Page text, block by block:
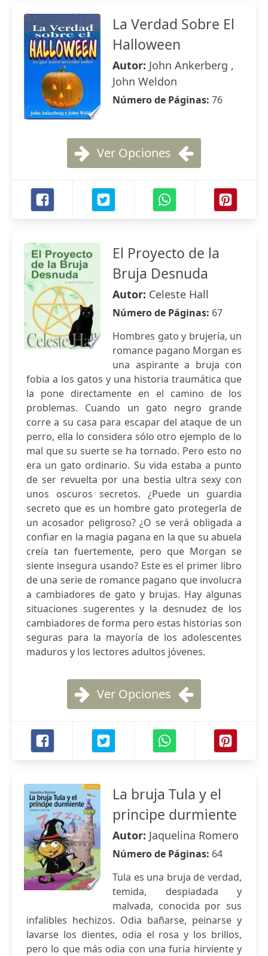
La Verdad Sobre El
Halloween
Autor: John Ankerberg ,
John Weldon
Número de Páginas: 76
Ver Opciones
El Proyecto de la
Bruja Desnuda
Autor: Celeste Hall
Número de Páginas: 67
Hombres gato y brujería, un
romance pagano Morgan es
una aspirante a bruja con
fobia a los gatos y una historia traumática que
la pone directamente en el camino de los
problemas. Cuando un gato negro grande
corre a su casa para escapar del ataque de un
perro, ella lo considera sólo otro ejemplo de lo
mal que su suerte se ha tornado. Pero esto no
era un gato ordinario. Su vida estaba a punto
de ser revuelta por una bestia ultra sexy con
unos oscuros secretos. ¿Puede un guardia
secreto que es un hombre gato protegerla de
un acosador peligroso? ¿O se verá obligada a
confiar en la magia pagana en la que su abuela
creía tan fuertemente, pero que Morgan se
siente insegura usando? Este es el primer libro
de una serie de romance pagano que involucra
a cambiadores de gato y brujas. Hay algunas
situaciones sugerentes y la desnudez de los
cambiadores de forma pero estas historias son
seguras para la mayoría de los adolescentes
maduros y los lectores adultos jóvenes.
Ver Opciones
La bruja Tula y el
principe durmiente
Autor: Jaquelina Romero
Número de Páginas: 64
Tula es una bruja de verdad,
temida, despiadada y
malvada, conocida por sus
infalibles hechizos. Odia bañarse, peinarse y
lavarse los dientes, odia el rosa y los brillos,
pero lo que más odia con una furia hirviente y